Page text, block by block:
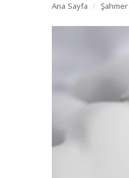
Ana Sayfa /